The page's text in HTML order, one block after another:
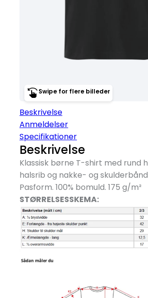
Swipe for flere billeder
Beskrivelse
Anmeldelser
Specifikationer
Beskrivelse
Klassisk børne T-shirt med rund
halsrib og nakke- og
Pasform. 100% bomuld. 175 g/m²
STØRRELSESSKEMA: